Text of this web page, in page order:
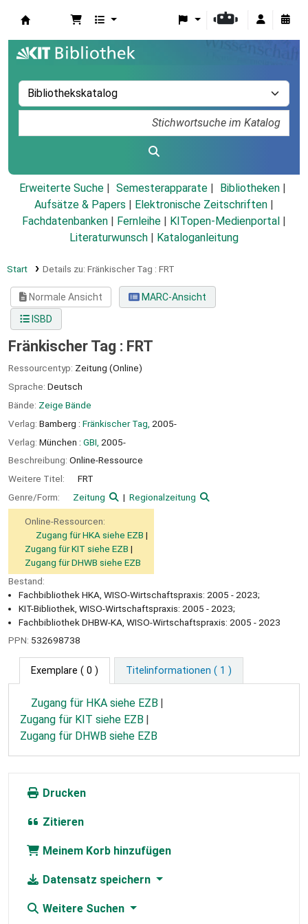
Erweiterte Suche Semesterapparate
Bibliotheken
Aufsätze & Papers
Elektronische Zeitschriften
Fachdatenbanken
Fernleihe KITopen-Medienportal
Literaturwunsch
Kataloganleitung
Start Details zu: Fränkischer Tag : FRT
Normale Ansicht
MARC-Ansicht
ISBD
Fränkischer Tag : FRT
Ressourcentyp: Zeitung (Online)
Sprache: Deutsch
Bände: Zeige Bände
Verlag: Bamberg : Fränkischer Tag, 2005-
Verlag: München : GBI, 2005-
Beschreibung: Online-Ressource
Weitere Titel:
FRT
Genre/Form:
Zeitung Regionalzeitung
Online-Ressourcen:
Zugang für HKA siehe EZB
Zugang für KIT siehe EZB
Zugang für DHWB siehe EZB
Bestand:
Fachbibliothek HKA, WISO-Wirtschaftspraxis: 2005 - 2023;
KIT-Bibliothek, WISO-Wirtschaftspraxis: 2005 - 2023;
Fachbibliothek DHBW-KA, WISO-Wirtschaftspraxis: 2005 - 2023
PPN: 532698738
Exemplare ( 0 ) Titelinformationen ( 1 )
Zugang für HKA siehe EZB
Zugang für KIT siehe EZB
Zugang für DHWB siehe EZB
Drucken
Zitieren
Meinem Korb hinzufügen
Datensatz speichern
Weitere Suchen